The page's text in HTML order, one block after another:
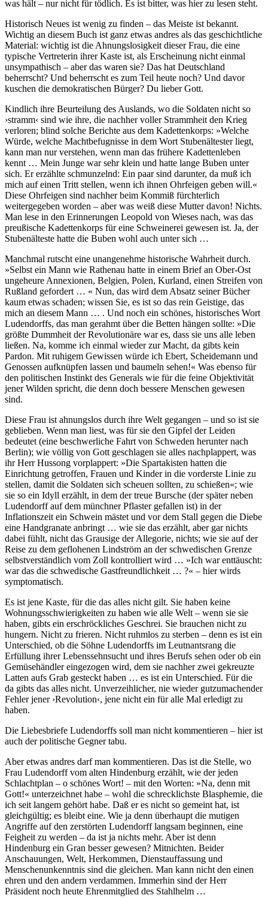
was hält – nur nicht für tödlich. Es ist bitter, was hier zu lesen steht.
Historisch Neues ist wenig zu finden – das Meiste ist bekannt.
Wichtig an diesem Buch ist ganz etwas andres als das geschichtliche
Material: wichtig ist die Ahnungslosigkeit dieser Frau, die eine
typische Vertreterin ihrer Kaste ist, als Erscheinung nicht einmal
unsympathisch – aber das waren sie? Das hat Deutschland
beherrscht? Und beherrscht es zum Teil heute noch? Und davor
kuschen die demokratischen Bürger? Du lieber Gott.
Kindlich ihre Beurteilung des Auslands, wo die Soldaten nicht so
›stramm‹ sind wie ihre, die nachher voller Strammheit den Krieg
verloren; blind solche Berichte aus dem Kadettenkorps: »Welche
Würde, welche Machtbefugnisse in dem Wort Stubenältester liegt,
kann man nur verstehen, wenn man das frühere Kadettenleben
kennt … Mein Junge war sehr klein und hatte lange Buben unter
sich. Er erzählte schmunzelnd: Ein paar sind darunter, da muß ich
mich auf einen Tritt stellen, wenn ich ihnen Ohrfeigen geben will.«
Diese Ohrfeigen sind nachher beim Kommiß fürchterlich
weitergegeben worden – aber was weiß diese Mutter davon! Nichts.
Man lese in den Erinnerungen Leopold von Wieses nach, was das
preußische Kadettenkorps für eine Schweinerei gewesen ist. Ja, der
Stubenälteste hatte die Buben wohl auch unter sich …
Manchmal rutscht eine unangenehme historische Wahrheit durch.
»Selbst ein Mann wie Rathenau hatte in einem Brief an Ober-Ost
ungeheure Annexionen, Belgien, Polen, Kurland, einen Streifen von
Rußland gefordert … « Nun, das wird dem Absatz seiner Bücher
kaum etwas schaden; wissen Sie, es ist so das rein Geistige, das
mich an diesem Mann … . Und noch ein schönes, historisches Wort
Ludendorffs, das man gerahmt über die Betten hängen sollte: »Die
größte Dummheit der Revolutionäre war es, dass sie uns alle leben
ließen. Na, komme ich einmal wieder zur Macht, da gibts kein
Pardon. Mit ruhigem Gewissen würde ich Ebert, Scheidemann und
Genossen aufknüpfen lassen und baumeln sehen!« Was ebenso für
den politischen Instinkt des Generals wie für die feine Objektivität
jener Wilden spricht, die denn doch bessere Menschen gewesen
sind.
Diese Frau ist ahnungslos durch ihre Welt gegangen – und so ist sie
geblieben. Wenn man liest, was für sie den Gipfel der Leiden
bedeutet (eine beschwerliche Fahrt von Schweden herunter nach
Berlin); wie völlig von Gott geschlagen sie alles nachplappert, was
ihr Herr Hussong vorplappert: »Die Spartakisten hatten die
Einrichtung getroffen, Frauen und Kinder in die vorderste Linie zu
stellen, damit die Soldaten sich scheuen sollten, zu schießen«; wie
sie so ein Idyll erzählt, in dem der treue Bursche (der später neben
Ludendorff auf dem münchner Pflaster gefallen ist) in der
Inflationszeit ein Schwein mästet und vor dem Stall gegen die Diebe
eine Handgranate anbringt … wie sie das erzählt, aber gar nichts
dabei fühlt, nicht das Grausige der Allegorie, nichts; wie sie auf der
Reise zu dem geflohenen Lindström an der schwedischen Grenze
selbstverständlich vom Zoll kontrolliert wird … »Ich war enttäuscht:
war das die schwedische Gastfreundlichkeit … ?« – hier wirds
symptomatisch.
Es ist jene Kaste, für die das alles nicht gilt. Sie haben keine
Wohnungsschwierigkeiten zu haben wie alle Welt – wenn sie sie
haben, gibts ein erschröckliches Geschrei. Sie brauchen nicht zu
hungern. Nicht zu frieren. Nicht ruhmlos zu sterben – denn es ist ein
Unterschied, ob die Söhne Ludendorffs im Leutnantsrang die
Erfüllung ihrer Lebenssehnsucht und ihres Berufs sehen oder ob ein
Gemüsehändler eingezogen wird, dem sie nachher zwei gekreuzte
Latten aufs Grab gesteckt haben … es ist ein Unterschied. Für die
da gibts das alles nicht. Unverzeihlicher, nie wieder gutzumachender
Fehler jener ›Revolution‹, jene nicht ein für alle Mal erledigt zu
haben.
Die Liebesbriefe Ludendorffs soll man nicht kommentieren – hier ist
auch der politische Gegner tabu.
Aber etwas andres darf man kommentieren. Das ist die Stelle, wo
Frau Ludendorff vom alten Hindenburg erzählt, wie der jeden
Schlachtplan – o schönes Wort! – mit den Worten: »Na, denn mit
Gott!« unterzeichnet habe – wohl die schrecklichste Blasphemie, die
ich seit langem gehört habe. Daß er es nicht so gemeint hat, ist
gleichgültig; es bleibt eine. Wie ja denn überhaupt die mutigen
Angriffe auf den zerstörten Ludendorff langsam beginnen, eine
Feigheit zu werden – da ist ja nichts mehr. Aber ist denn
Hindenburg ein Gran besser gewesen? Mitnichten. Beider
Anschauungen, Welt, Herkommen, Dienstauffassung und
Menschenunkenntnis sind die gleichen. Man kann nicht den einen
ehren und den andern verdammen. Immerhin sind der Herr
Präsident noch heute Ehrenmitglied des Stahlhelm …